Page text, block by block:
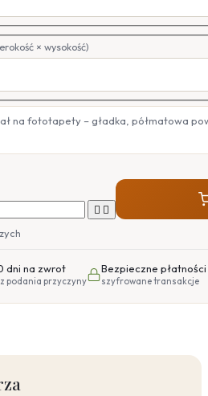
× wysokość)
na fototapety – gładka, półmatowa
 
dni na zwrot
podania przyczyny
Bezpieczne płatności
szyfrowane transakcje